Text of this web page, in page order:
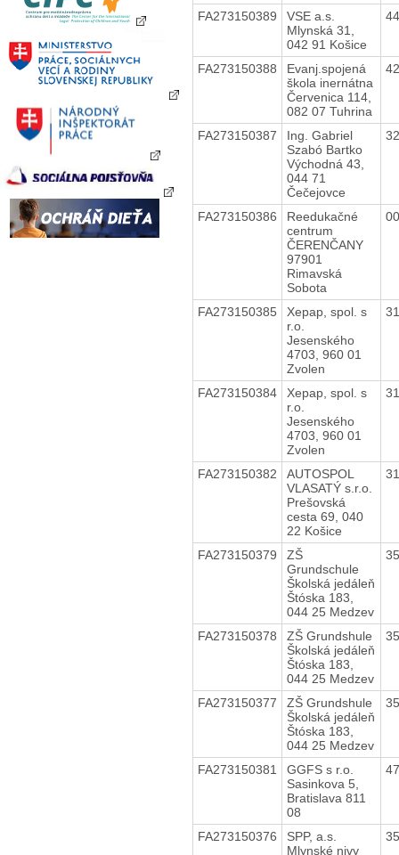
FA273150389
VSE a.s.
Mlynská 31,
042 91 Košice
FA273150388
Evanj.spojená
škola inernátna
Červenica 114,
082 07 Tuhrina
FA273150387
Ing. Gabriel
Szabó Bartko
Východná 43,
044 71
Čečejovce
FA273150386
Reedukačné
centrum
ČERENČANY
97901
Rimavská
Sobota
FA273150385
Xepap, spol. s
r.o.
Jesenského
4703, 960 01
Zvolen
FA273150384
Xepap, spol. s
r.o.
Jesenského
4703, 960 01
Zvolen
FA273150382
AUTOSPOL
VLASATÝ s.r.o.
Prešovská
cesta 69, 040
22 Košice
FA273150379
ZŠ
Grundschule
Školská jedáleň
Štóska 183,
044 25 Medzev
FA273150378
ZŠ Grundshule
Školská jedáleň
Štóska 183,
044 25 Medzev
FA273150377
ZŠ Grundshule
Školská jedáleň
Štóska 183,
044 25 Medzev
FA273150381
GGFS s r.o.
Sasinkova 5,
Bratislava 811
08
FA273150376
SPP, a.s.
Mlynské nivy